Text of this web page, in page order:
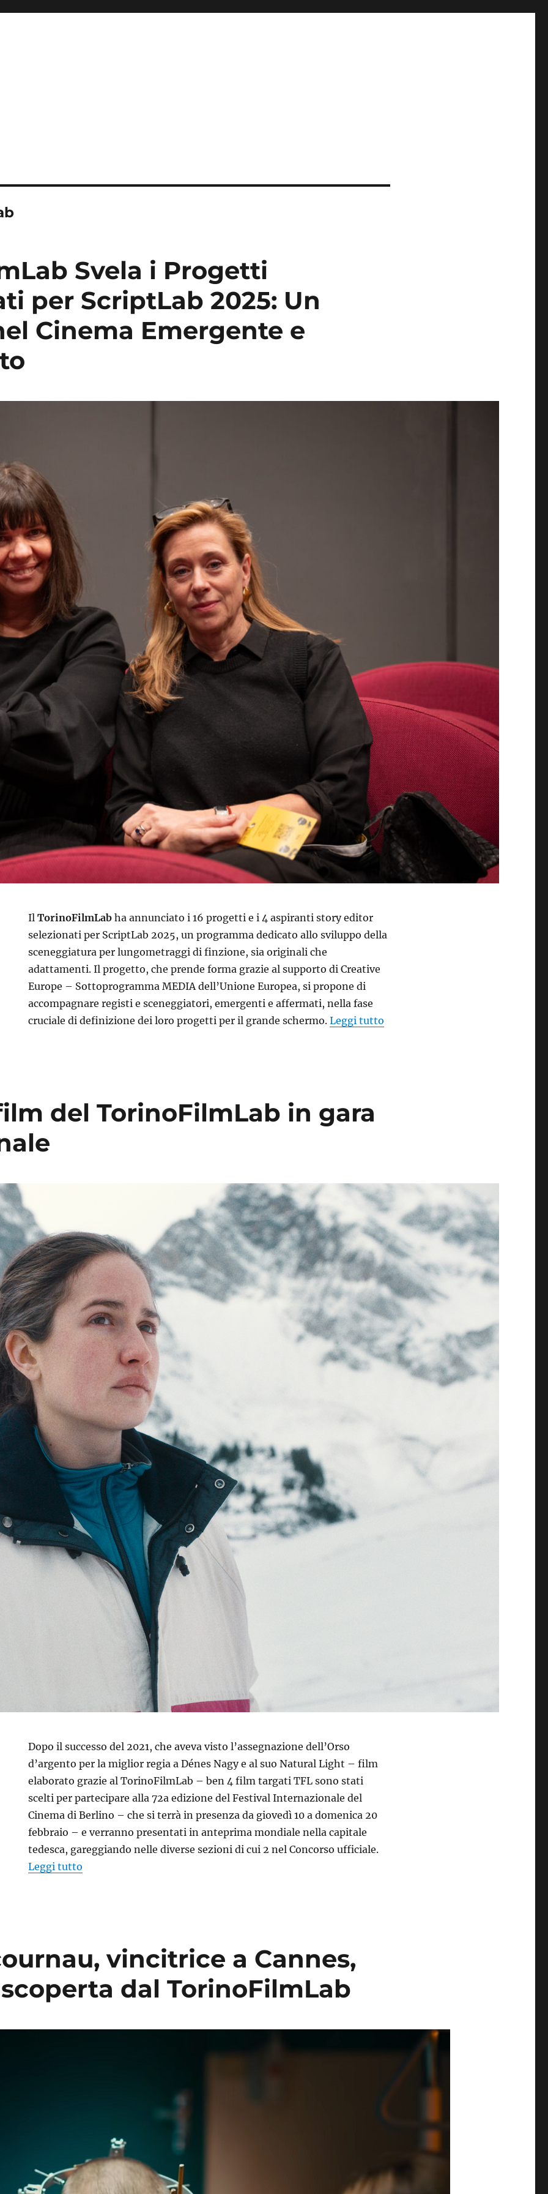
Svela i Progetti
per ScriptLab 2025: Un
Cinema Emergente e
IlTorinoFilmLab ha annunciato i 16 progetti e i 4 aspiranti story editor
selezionati per ScriptLab 2025, un programma dedicato allo sviluppo della
sceneggiatura per lungometraggi di finzione, sia originali che
adattamenti. Il progetto, che prende forma grazie al supporto di Creative
Europe – Sottoprogramma MEDIA dell’Unione Europea, si propone di
accompagnare registi e sceneggiatori, emergenti e affermati, nella fase
cruciale di definizione dei loro progetti per il grande schermo.Leggi tutto
del TorinoFilmLab in gara
Dopo il successo del 2021, che aveva visto l’assegnazione dell’Orso
d’argento per la miglior regia a Dénes Nagy e al suo Natural Light – film
elaborato grazie al TorinoFilmLab – ben 4 film targati TFL sono stati
scelti per partecipare alla 72a edizione del Festival Internazionale del
Cinema di Berlino – che si terrà in presenza da giovedì 10 a domenica 20
febbraio – e verranno presentati in anteprima mondiale nella capitale
tedesca, gareggiando nelle diverse sezioni di cui 2 nel Concorso ufficiale.
Leggi tutto
vincitrice a Cannes,
dal TorinoFilmLab